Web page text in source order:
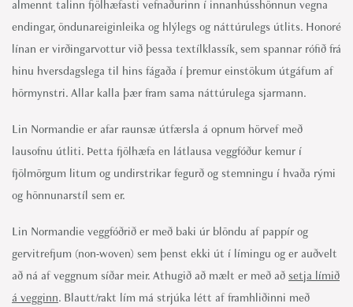
almennt talinn fjölhæfasti vefnaðurinn í innanhússhönnun vegna
endingar, öndunareiginleika og hlýlegs og náttúrulegs útlits. Honoré
línan er virðingarvottur við þessa textílklassík, sem spannar rófið frá
hinu hversdagslega til hins fágaða í þremur einstökum útgáfum af
hörmynstri. Allar kalla þær fram sama náttúrulega sjarmann.
Lin Normandie er afar raunsæ útfærsla á opnum hörvef með
lausofnu útliti. Þetta fjölhæfa en látlausa veggfóður kemur í
fjölmörgum litum og undirstrikar fegurð og stemningu í hvaða rými
og hönnunarstíl sem er.
Lin Normandie veggfóðrið er með baki úr blöndu af pappír og
gervitrefjum (non-woven) sem þenst ekki út í límingu og er auðvelt
að ná af veggnum síðar meir. Athugið að mælt er með að setja límið
á vegginn. Blautt/rakt lím má strjúka létt af framhliðinni með